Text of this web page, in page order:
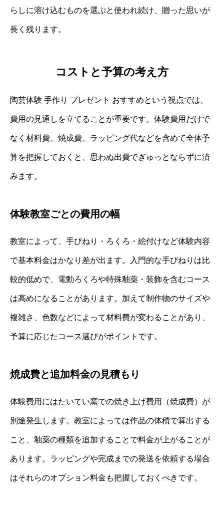
らしに溶け込むものを選ぶと使われ続け、贈った思いが
長く残ります。
コストと予算の考え方
陶芸体験 手作り プレゼント おすすめという視点では、
費用の見通しを立てることが重要です。体験費用だけで
なく材料費、焼成費、ラッピング代などを含めて全体予
算を把握しておくと、思わぬ出費でぎゅっとならずに済
みます。
体験教室ごとの費用の幅
教室によって、手びねり・ろくろ・絵付けなど体験内容
で基本料金はかなり差が出ます。入門的な手びねりは比
較的低めで、電動ろくろや特殊釉薬・装飾を含むコース
は高めになることがあります。加えて制作物のサイズや
複雑さ、色数などによって材料費が変わることがあり、
予算に応じたコース選びがポイントです。
焼成費と追加料金の見積もり
体験費用にはたいてい窯での焼き上げ費用（焼成費）が
別途発生します。教室によっては作品の体積で算出する
こと、釉薬の種類を追加することで料金が上がることが
あります。ラッピングや完成までの発送を依頼する場合
はそれらのオプション料金も把握しておくべきです。